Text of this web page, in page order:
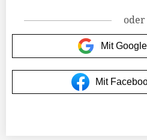
oder
Mit
Mit